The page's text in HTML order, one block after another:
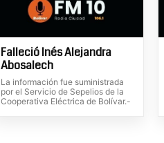
Falleció Inés Alejandra
Abosalech
La información fue suministrada
por el Servicio de Sepelios de la
Cooperativa Eléctrica de Bolívar.-